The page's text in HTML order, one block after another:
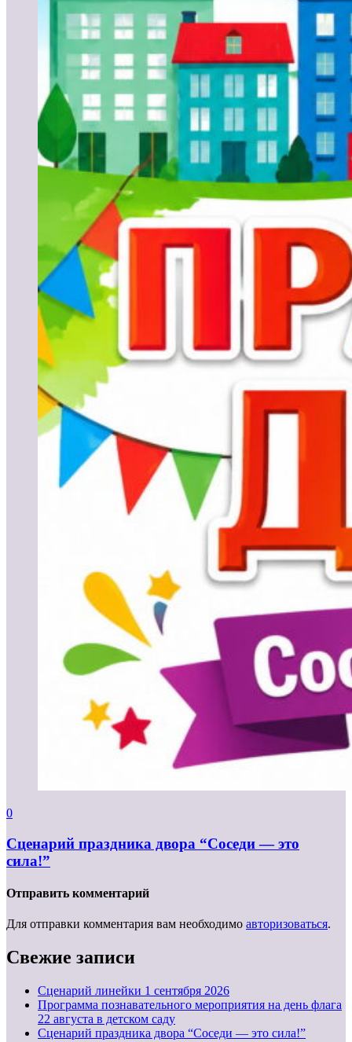
0
Сценарий праздника двора “Соседи — это
сила!”
Отправить комментарий
Для отправки комментария вам необходимо авторизоваться.
Свежие записи
Cценарий линейки 1 сентября 2026
Программа познавательного мероприятия на день флага
22 августа в детском саду
Сценарий праздника двора “Соседи — это сила!”